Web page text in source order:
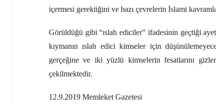
içermesi gerektiğini ve bazı çevrelerin İslami
Görüldüğü gibi “ıslah ediciler” ifadesinin geçtiği
kıymanın ıslah edici kimseler için
gerçeğine ve iki yüzlü kimselerin fesatlarını
çekilmektedir.
12.9.2019 Memleket Gazetesi